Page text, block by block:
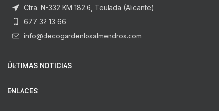
Ctra. N-332 KM 182.6, Teulada (Alicante)
677 32 13 66
info@decogardenlosalmendros.com
ÚLTIMAS NOTICIAS
ENLACES